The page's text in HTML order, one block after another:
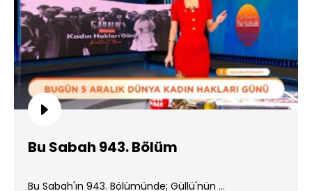
Bu Sabah 943. Bölüm
Bu Sabah'ın 943. Bölümünde; Güllü'nün ...